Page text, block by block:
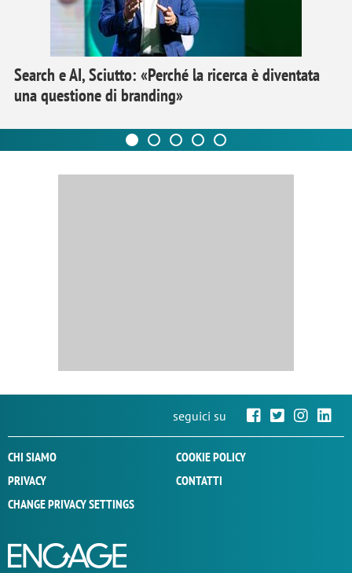
Search e AI, Sciutto: «Perché la ricerca è diventata
una questione di branding»
seguici su
CHI SIAMO
COOKIE POLICY
PRIVACY
CONTATTI
CHANGE PRIVACY SETTINGS